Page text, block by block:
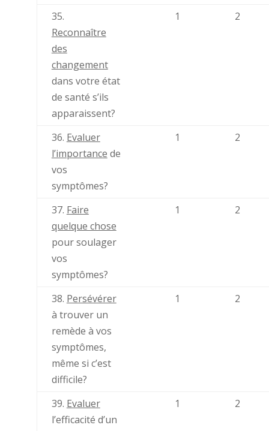
35.
Reconnaître
des
changement
dans votre état
de santé s’ils
apparaissent?
1 2
36. Evaluer
l’importance de
vos
symptômes?
1 2
37. Faire
quelque chose
pour soulager
vos
symptômes?
1 2
38. Persévérer
à trouver un
remède à vos
symptômes,
même si c’est
difficile?
1 2
39. Evaluer
l’efficacité d’un
1 2